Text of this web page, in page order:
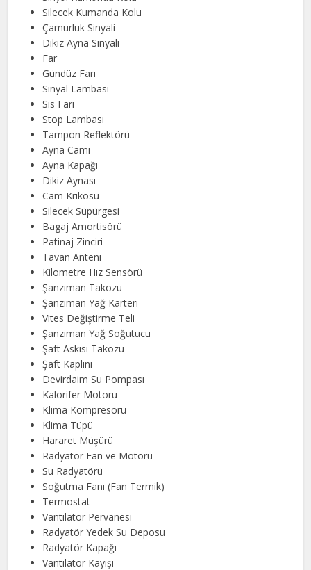
Silecek Kumanda Kolu
Çamurluk Sinyali
Dikiz Ayna Sinyali
Far
Gündüz Farı
Sinyal Lambası
Sis Farı
Stop Lambası
Tampon Reflektörü
Ayna Camı
Ayna Kapağı
Dikiz Aynası
Cam Krikosu
Silecek Süpürgesi
Bagaj Amortisörü
Patinaj Zinciri
Tavan Anteni
Kilometre Hız Sensörü
Şanzıman Takozu
Şanzıman Yağ Karteri
Vites Değiştirme Teli
Şanzıman Yağ Soğutucu
Şaft Askısı Takozu
Şaft Kaplini
Devirdaim Su Pompası
Kalorifer Motoru
Klima Kompresörü
Klima Tüpü
Hararet Müşürü
Radyatör Fan ve Motoru
Su Radyatörü
Soğutma Fanı (Fan Termik)
Termostat
Vantilatör Pervanesi
Radyatör Yedek Su Deposu
Radyatör Kapağı
Vantilatör Kayışı